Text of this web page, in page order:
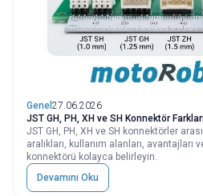
Genel 27.06.2026
JST GH, PH, XH ve SH Konnektör
JST GH, PH, XH ve SH konnektörler
aralıkları, kullanım alanları,
konnektörü kolayca belirleyin.
Devamını Oku